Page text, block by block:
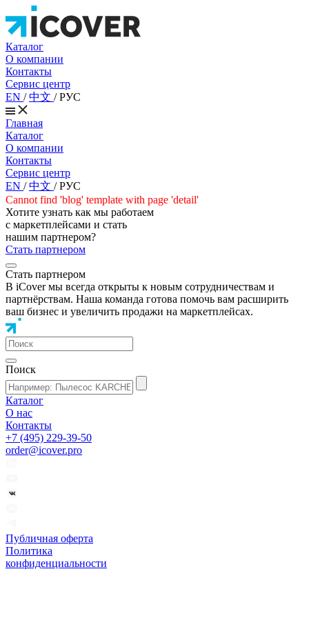
Каталог
О компании
Контакты
Сервис центр
EN /中文 /РУС
Главная
Каталог
О компании
Контакты
Сервис центр
EN /中文 /РУС
Cannot find 'blog' template with page 'detail'
Хотите узнать как мы работаем
с маркетплейсами и стать
нашим партнером?
Стать партнером
Стать партнером
В iCover мы всегда открыты к новым сотрудничествам и
партнёрствам. Наша команда готова помочь вам расширить
ваш бизнес и увеличить продажи на маркетплейсах.
Поиск
Каталог
О нас
Контакты
+7 (495) 229-39-50
order@icover.pro
Публичная оферта
Политика
конфиденциальности